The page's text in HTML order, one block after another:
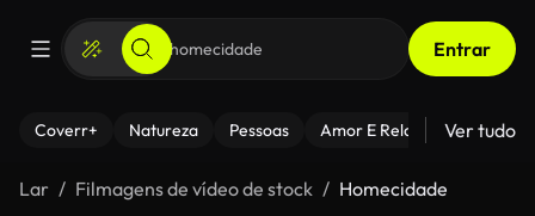
Entrar
Coverr+ Natureza Pessoas Amor E Relacionamentos
Ver tudo
Lar Filmagens de vídeo de stock Homecidade